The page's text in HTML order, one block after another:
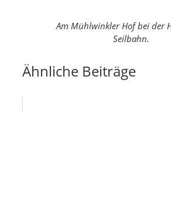
Am Mühlwinkler Hof bei der
Seilbahn.
Ähnliche Beiträge